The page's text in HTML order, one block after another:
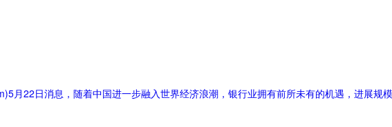
月22日消息，随着中国进一步融入世界经济浪潮，银行业拥有前所未有的机遇，进展规